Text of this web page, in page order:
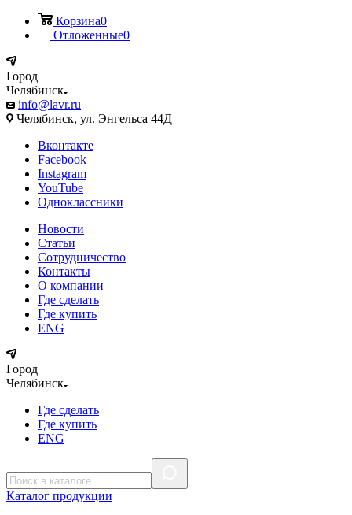
Корзина0
Отложенные0
Город
Челябинск
info@lavr.ru
Челябинск, ул. Энгельса 44Д
Вконтакте
Facebook
Instagram
YouTube
Одноклассники
Новости
Статьи
Сотрудничество
Контакты
О компании
Где сделать
Где купить
ENG
Город
Челябинск
Где сделать
Где купить
ENG
Каталог продукции